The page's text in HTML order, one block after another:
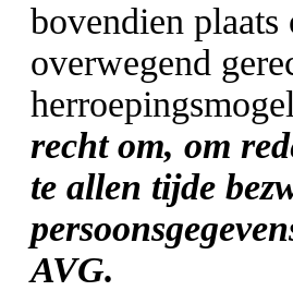
bovendien
overwegend
recht om, om
te allen tijde
AVG.